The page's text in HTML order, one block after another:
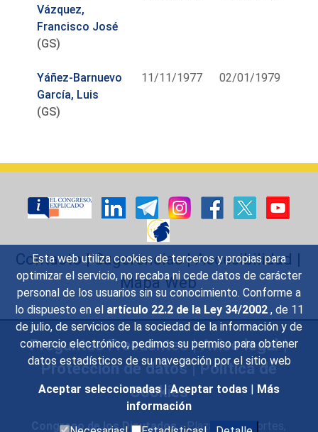
Esta web utiliza cookies de terceros y propias para
optimizar el servicio, no recaba ni cede datos de carácter
personal de los usuarios sin su conocimiento. Conforme a
lo dispuesto en el artículo 22.2 de la Ley 34/2002 , de 11
de julio, de servicios de la sociedad de la información y de
comercio electrónico, pedimos su permiso para obtener
datos estadísticos de su navegación por el sitio web
Aceptar seleccionadas | Aceptar todas | Más
información
Vázquez,
Francisco José
(GS)
Yáñez-Barnuevo
García, Luis
(GS)
11/11/1977 02/01/1979
Contacto|Sugerencias|Accesibilidad |
Mapa Web
Preguntas Frecuentes|Aviso legal|
Protección de datos|Política de
Cookies
Congreso de los Diputados- Plaza de las Cortes,